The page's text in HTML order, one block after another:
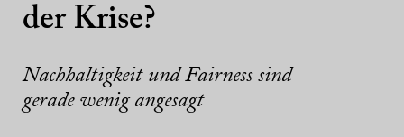
der Krise?
Nachhaltigkeit und Fairness sind
gerade wenig angesagt